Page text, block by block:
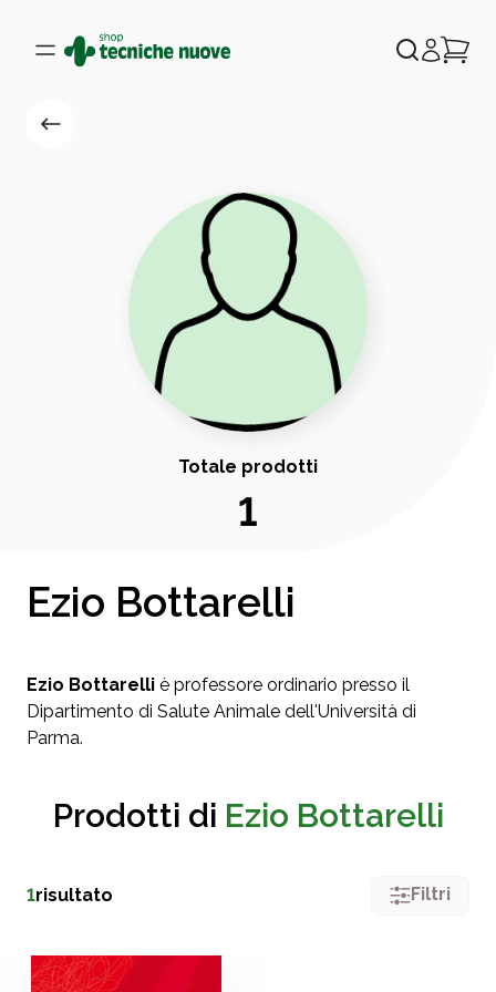
Totale prodotti
1
Ezio Bottarelli
Ezio Bottarelli è professore ordinario presso il
Dipartimento di Salute Animale dell'Università di
Parma.
Prodotti di Ezio Bottarelli
1risultato Filtri